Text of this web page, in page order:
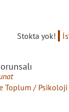
Stokta yok!
Toplum / Psikoloji